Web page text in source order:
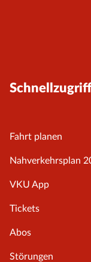
Schnellzugriff
Fahrt planen
Nahverkehrsplan
VKU App
Tickets
Abos
Störungen